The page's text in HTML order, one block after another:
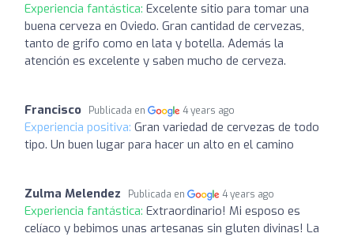
Experiencia fantástica: Excelente sitio para tomar una
buena cerveza en Oviedo. Gran cantidad de cervezas,
tanto de grifo como en lata y botella. Además la
atención es excelente y saben mucho de cerveza.
Francisco Publicada en 4 years ago
Experiencia positiva: Gran variedad de cervezas de todo
tipo. Un buen lugar para hacer un alto en el camino
Zulma Melendez Publicada en 4 years ago
Experiencia fantástica: Extraordinario! Mi esposo es
celíaco y bebimos unas artesanas sin gluten divinas! La